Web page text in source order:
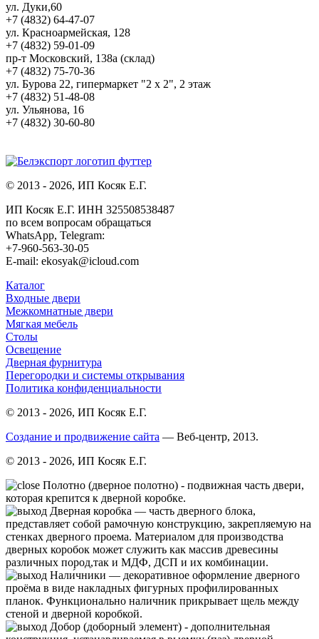
ул. Дуки,60
+7 (4832) 64-47-07
ул. Красноармейская, 128
+7 (4832) 59-01-09
пр-т Московский, 138а (склад)
+7 (4832) 75-70-36
ул. Бурова 22, гипермаркет "2 х 2", 2 этаж
+7 (4832) 51-48-08
ул. Ульянова, 16
+7 (4832) 30-60-80
© 2013 - 2026, ИП Косяк Е.Г.
ИП Косяк Е.Г. ИНН 325508538487
по всем вопросам обращаться
WhatsApp, Telegram:
+7-960-563-30-05
E-mail: ekosyak@icloud.com
Каталог
Входные двери
Межкомнатные двери
Мягкая мебель
Столы
Освещение
Дверная фурнитура
Перегородки и системы открывания
Политика конфиденциальности
© 2013 - 2026, ИП Косяк Е.Г.
Создание и продвижение сайта — Веб-центр, 2013.
© 2013 - 2026, ИП Косяк Е.Г.
Полотно (дверное полотно) - подвижная часть двери,
которая крепится к дверной коробке.
Дверная коробка — часть дверного блока,
представляет собой рамочную конструкцию, закрепляемую на
стенках дверного проема. Материалом для производства
дверных коробок может служить как массив древесины
различных пород,так и МДФ, ДСП и их комбинации.
Нали́чники — декоративное оформление дверного
проёма в виде накладных фигурных профилированных
планок. Функционально наличник прикрывает щель между
стеной и дверной коробкой.
Добор (доборный элемент) - дополнительная